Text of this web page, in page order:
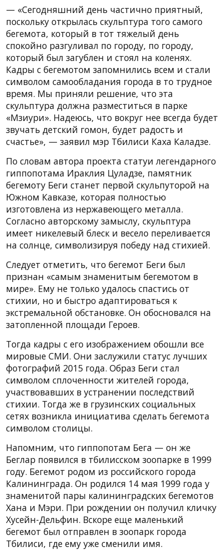
— «Сегодняшний день частично приятный,
поскольку открылась скульптура того самого
бегемота, который в тот тяжелый день
спокойно разгуливал по городу, по городу,
который был загублен и стоял на коленях.
Кадры с бегемотом запомнились всем и стали
символом самообладания города в то трудное
время. Мы приняли решение, что эта
скульптура должна разместиться в парке
«Мзиури». Надеюсь, что вокруг нее всегда будет
звучать детский гомон, будет радость и
счастье», — заявил мэр Тбилиси Каха Каладзе.
По словам автора проекта статуи легендарного
гиппопотама Ираклия Цуладзе, памятник
бегемоту Беги станет первой скульпуторой на
Южном Кавказе, которая полностью
изготовлена из нержавеющего металла.
Согласно авторскому замыслу, скульптура
имеет никелевый блеск и весело переливается
на солнце, символизируя победу над стихией.
Следует отметить, что бегемот Беги был
признан «самым знаменитым бегемотом в
мире». Ему не только удалось спастись от
стихии, но и быстро адаптироваться к
экстремальной обстановке. Он обосновался на
затопленной площади Героев.
Тогда кадры с его изображением обошли все
мировые СМИ. Они заслужили статус лучших
фотографий 2015 года. Образ Беги стал
символом сплоченности жителей города,
участвовавших в устранении последствий
стихии. Тогда же в грузинских социальных
сетях возникла инициатива сделать бегемота
символом столицы.
Напомним, что гиппопотам Бега — он же
Беглар появился в тбилисском зоопарке в 1999
году. Бегемот родом из российского города
Калининграда. Он родился 14 мая 1999 года у
знаменитой пары калининградских бегемотов
Хана и Мэри. При рождении он получил кличку
Хусейн-Дельфин. Вскоре еще маленький
бегемот был отправлен в зоопарк города
Тбилиси, где ему уже сменили имя.